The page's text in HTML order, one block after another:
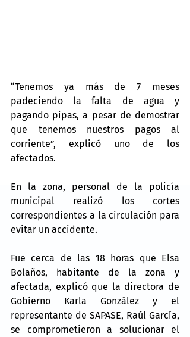
“Tenemos ya más de 7 meses
padeciendo la falta de agua y
pagando pipas, a pesar de demostrar
que tenemos nuestros pagos al
corriente”, explicó uno de los
afectados.
En la zona, personal de la policía
municipal realizó los cortes
correspondientes a la circulación para
evitar un accidente.
Fue cerca de las 18 horas que Elsa
Bolaños, habitante de la zona y
afectada, explicó que la directora de
Gobierno Karla González y el
representante de SAPASE, Raúl García,
se comprometieron a solucionar el